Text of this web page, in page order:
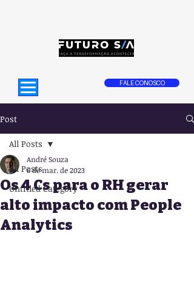
FALE CONOSCO
Post
All Posts
Untitled Category
All Posts
Os 4 Cs para o RH gerar
alto impacto com People
Analytics
André Souza
6 de mar. de 2023